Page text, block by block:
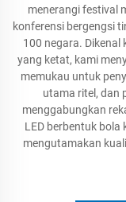
menerangi festival
konferensi bergengsi
100 negara.
yang ketat, kami
memukau untuk
utama ritel, dan
menggabungkan
LED berbentuk
mengutamakan